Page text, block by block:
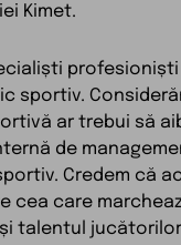
Kimet.
sportiv.
ar trebui să
de
Credem că
cea care
talentul